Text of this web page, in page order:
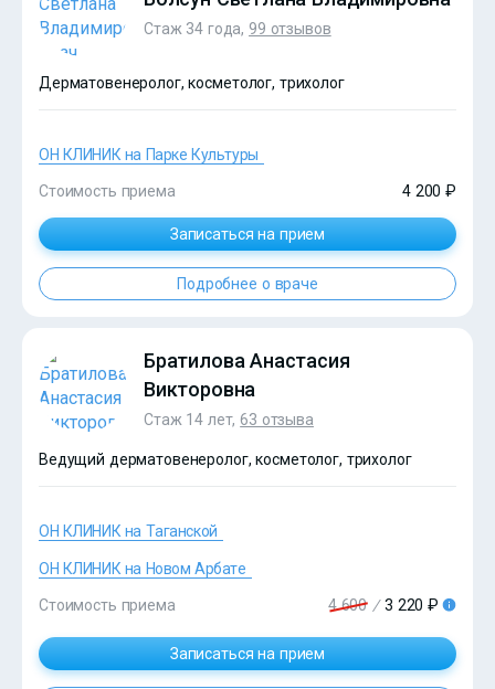
?>
Стаж 34 года, 99 отзывов
Дерматовенеролог, косметолог, трихолог
ОН КЛИНИК на Парке Культуры
Стоимость приема 4 200 ₽
Записаться на прием
Подробнее о враче
?>
Братилова Анастасия
Викторовна
Стаж 14 лет,63 отзыва
Ведущий дерматовенеролог, косметолог, трихолог
ОН КЛИНИК на Таганской
ОН КЛИНИК на Новом Арбате
Стоимость приема 4 600 / 3 220 ₽
Записаться на прием